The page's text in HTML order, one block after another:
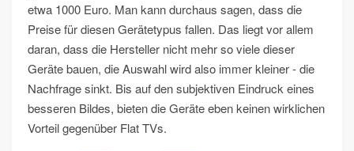
etwa 1000 Euro. Man kann durchaus sagen, dass die
Preise für diesen Gerätetypus fallen. Das liegt vor allem
daran, dass die Hersteller nicht mehr so viele dieser
Geräte bauen, die Auswahl wird also immer kleiner - die
Nachfrage sinkt. Bis auf den subjektiven Eindruck eines
besseren Bildes, bieten die Geräte eben keinen wirklichen
Vorteil gegenüber Flat TVs.